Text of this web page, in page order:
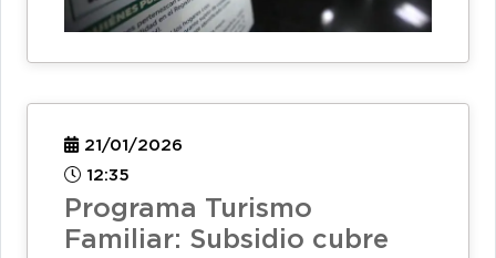
21/01/2026
12:35
Programa Turismo
Familiar: Subsidio cubre